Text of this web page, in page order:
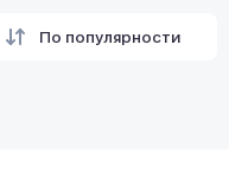
По популярности